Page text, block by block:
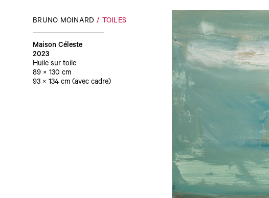
BRUNO MOINARD TOILES
Maison Céleste
2023
Huile sur toile
89 × 130 cm
93 × 134 cm (avec cadre)